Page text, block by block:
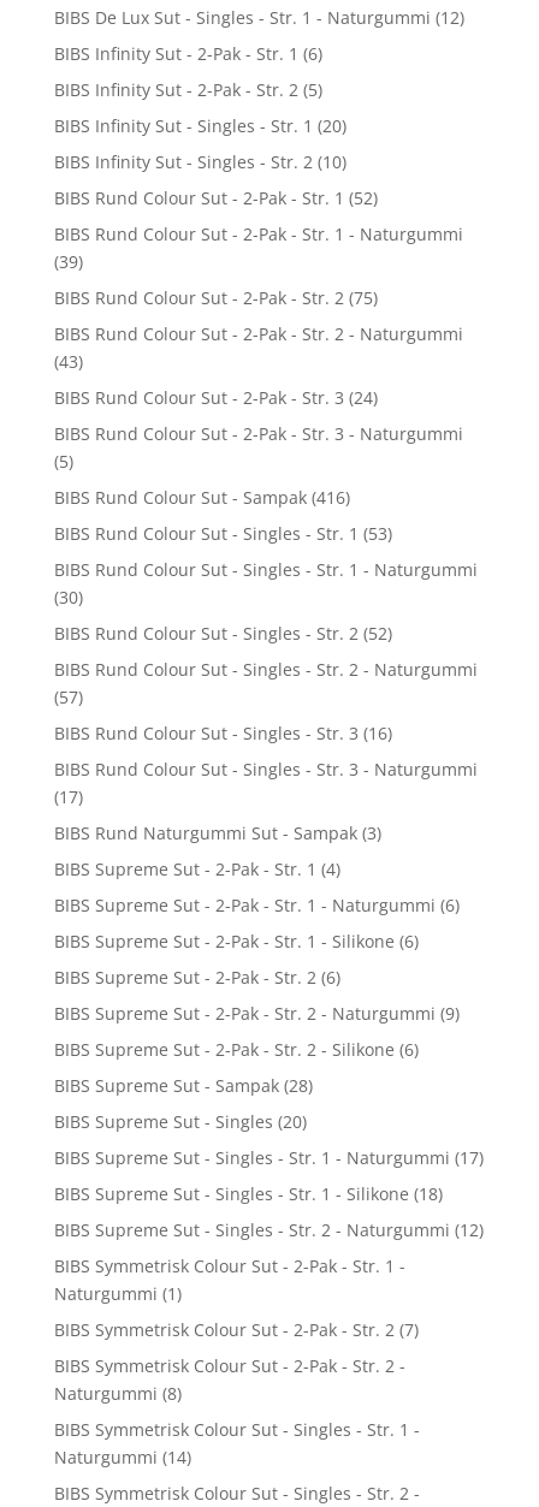
BIBS De Lux Sut - Singles - Str. 1 - Naturgummi (12)
BIBS Infinity Sut - 2-Pak - Str. 1 (6)
BIBS Infinity Sut - 2-Pak - Str. 2 (5)
BIBS Infinity Sut - Singles - Str. 1 (20)
BIBS Infinity Sut - Singles - Str. 2 (10)
BIBS Rund Colour Sut - 2-Pak - Str. 1 (52)
BIBS Rund Colour Sut - 2-Pak - Str. 1 - Naturgummi
(39)
BIBS Rund Colour Sut - 2-Pak - Str. 2 (75)
BIBS Rund Colour Sut - 2-Pak - Str. 2 - Naturgummi
(43)
BIBS Rund Colour Sut - 2-Pak - Str. 3 (24)
BIBS Rund Colour Sut - 2-Pak - Str. 3 - Naturgummi
(5)
BIBS Rund Colour Sut - Sampak (416)
BIBS Rund Colour Sut - Singles - Str. 1 (53)
BIBS Rund Colour Sut - Singles - Str. 1 - Naturgummi
(30)
BIBS Rund Colour Sut - Singles - Str. 2 (52)
BIBS Rund Colour Sut - Singles - Str. 2 - Naturgummi
(57)
BIBS Rund Colour Sut - Singles - Str. 3 (16)
BIBS Rund Colour Sut - Singles - Str. 3 - Naturgummi
(17)
BIBS Rund Naturgummi Sut - Sampak (3)
BIBS Supreme Sut - 2-Pak - Str. 1 (4)
BIBS Supreme Sut - 2-Pak - Str. 1 - Naturgummi (6)
BIBS Supreme Sut - 2-Pak - Str. 1 - Silikone (6)
BIBS Supreme Sut - 2-Pak - Str. 2 (6)
BIBS Supreme Sut - 2-Pak - Str. 2 - Naturgummi (9)
BIBS Supreme Sut - 2-Pak - Str. 2 - Silikone (6)
BIBS Supreme Sut - Sampak (28)
BIBS Supreme Sut - Singles (20)
BIBS Supreme Sut - Singles - Str. 1 - Naturgummi (17)
BIBS Supreme Sut - Singles - Str. 1 - Silikone (18)
BIBS Supreme Sut - Singles - Str. 2 - Naturgummi (12)
BIBS Symmetrisk Colour Sut - 2-Pak - Str. 1 -
Naturgummi (1)
BIBS Symmetrisk Colour Sut - 2-Pak - Str. 2 (7)
BIBS Symmetrisk Colour Sut - 2-Pak - Str. 2 -
Naturgummi (8)
BIBS Symmetrisk Colour Sut - Singles - Str. 1 -
Naturgummi (14)
BIBS Symmetrisk Colour Sut - Singles - Str. 2 -